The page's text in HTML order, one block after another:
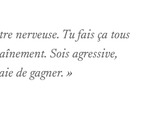
nerveuse. Tu fais ça tous
Sois agressive,
de gagner. »